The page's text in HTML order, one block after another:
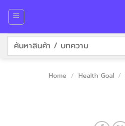
content
Search
Home / Health Goal /